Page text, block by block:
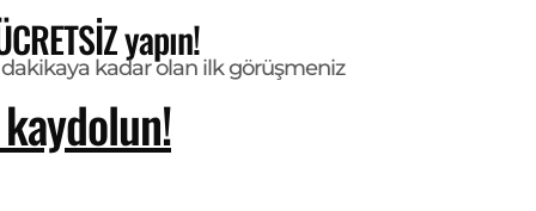
yapın!
kadar olan ilk görüşmeniz